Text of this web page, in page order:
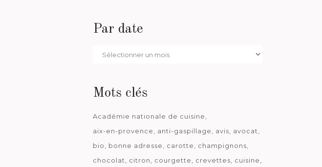
Par date
Par
Mots clés
Académie nationale de cuisine
aix-en-provence
anti-gaspillage avis
avocat
bio
bonne adresse carotte
champignons
chocolat
citron courgette crevettes
cuisine